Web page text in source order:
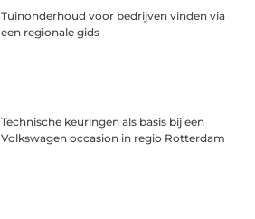
Tuinonderhoud voor bedrijven vinden via
een regionale gids
Technische keuringen als basis bij een
Volkswagen occasion in regio Rotterdam